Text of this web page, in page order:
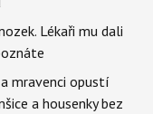
Lékaři mu dali
mravenci opustí
a housenky bez